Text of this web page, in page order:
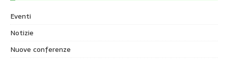
Eventi
Notizie
Nuove conferenze